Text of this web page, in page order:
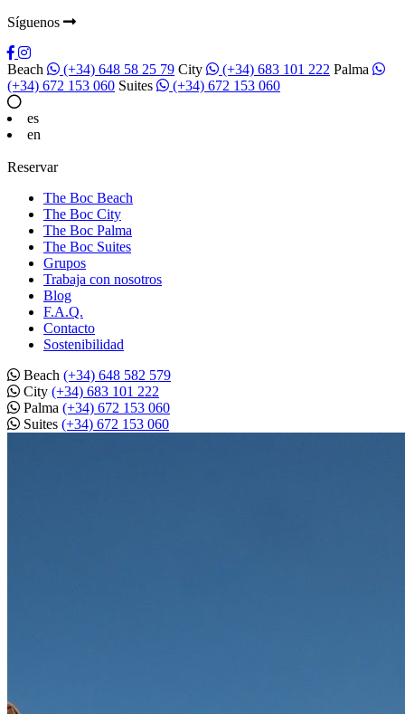
Síguenos
Beach (+34) 648 58 25 79 City (+34) 683 101 222 Palma
(+34) 672 153 060 Suites (+34) 672 153 060
es
en
Reservar
The Boc Beach
The Boc City
The Boc Palma
The Boc Suites
Grupos
Trabaja con nosotros
Blog
F.A.Q.
Contacto
Sostenibilidad
Beach (+34) 648 582 579
City (+34) 683 101 222
Palma (+34) 672 153 060
Suites (+34) 672 153 060